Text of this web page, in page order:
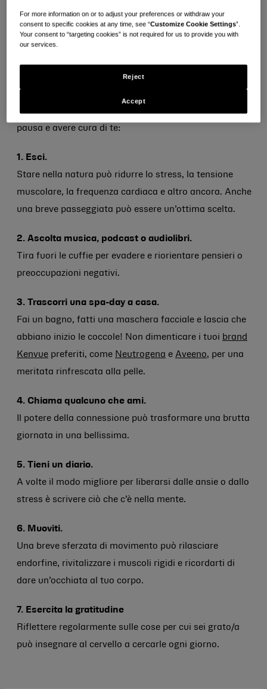
ci ricarica, così che possiamo gestire meglio qualsiasi
cosa il mondo ci presenta. In Kenvue, crediamo che
l’assistenza quotidiana, inclusa l’auto-assistenza,
possa consentirci di interagire più pienamente con le
persone, le esperienze e il mondo che ci circonda.
pausa e avere cura di te:
1. Esci.
Stare nella natura può ridurre lo stress, la tensione
muscolare, la frequenza cardiaca e altro ancora. Anche
una breve passeggiata può essere un’ottima scelta.
2. Ascolta musica, podcast o audiolibri.
Tira fuori le cuffie per evadere e riorientare pensieri o
preoccupazioni negativi.
3. Trascorri una spa-day a casa.
Fai un bagno, fatti una maschera facciale e lascia che
abbiano inizio le coccole! Non dimenticare i tuoi brand
Kenvue preferiti, come Neutrogena e Aveeno, per una
meritata rinfrescata alla pelle.
4. Chiama qualcuno che ami.
Il potere della connessione può trasformare una brutta
giornata in una bellissima.
5. Tieni un diario.
A volte il modo migliore per liberarsi dalle ansie o dallo
stress è scrivere ciò che c’è nella mente.
6. Muoviti.
Una breve sferzata di movimento può rilasciare
endorfine, rivitalizzare i muscoli rigidi e ricordarti di
dare un’occhiata al tuo corpo.
7. Esercita la gratitudine
Riflettere regolarmente sulle cose per cui sei grato/a
può insegnare al cervello a cercarle ogni giorno.
For more information on or to adjust your preferences or withdraw your
consent to specific cookies at any time, see “Customize Cookie Settings”.
Your consent to “targeting cookies” is not required for us to provide you with
our services.
Reject
Accept